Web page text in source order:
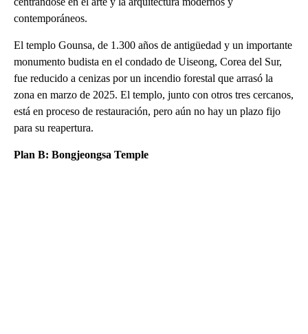
contemporáneos.
El templo Gounsa, de 1.300 años de antigüedad y un importante
monumento budista en el condado de Uiseong, Corea del Sur,
fue reducido a cenizas por un incendio forestal que arrasó la
zona en marzo de 2025. El templo, junto con otros tres cercanos,
está en proceso de restauración, pero aún no hay un plazo fijo
para su reapertura.
Plan B: Bongjeongsa Temple